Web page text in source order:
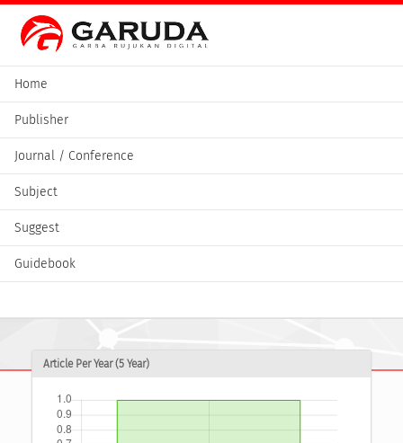
Home
Publisher
Journal / Conference
Subject
Suggest
Guidebook
Article Per Year (5 Year)